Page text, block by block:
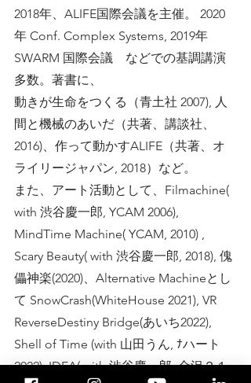
2018年、ALIFE国際会議を主催。 2020
年 Conf. Complex Systems, 2019年
SWARM 国際会議 などでの基調講演
多数。著書に、
動きが生命をつくる（青土社 2007), 人
間と機械のあいだ（共著、講談社、
2016)、作って動かすALIFE（共著、オ
ライリージャパン, 2018）など。
また、アート活動として、Filmachine(
with 渋谷慶一郎, YCAM 2006),
MindTime Machine( YCAM, 2010) ,
Scary Beauty( with 渋谷慶一郎, 2018), 傀
儡神楽(2020)、Alternative Machineとし
て SnowCrash(WhiteHouse 2021), VR
ReverseDestiny Bridge(あいち2022),
Shell of Time (with 山田うん, ﾅハート
2022), IDEA( with 渋谷慶一郎, 金沢２１